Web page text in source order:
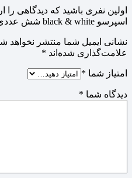
اولین نفری باشید که دیدگاهی
اسپرسو black & white شش عددی ایلا”
نشانی ایمیل شما منتشر نخواهد
علامت‌گذاری شده‌اند *
امتیاز شما *
دیدگاه شما *